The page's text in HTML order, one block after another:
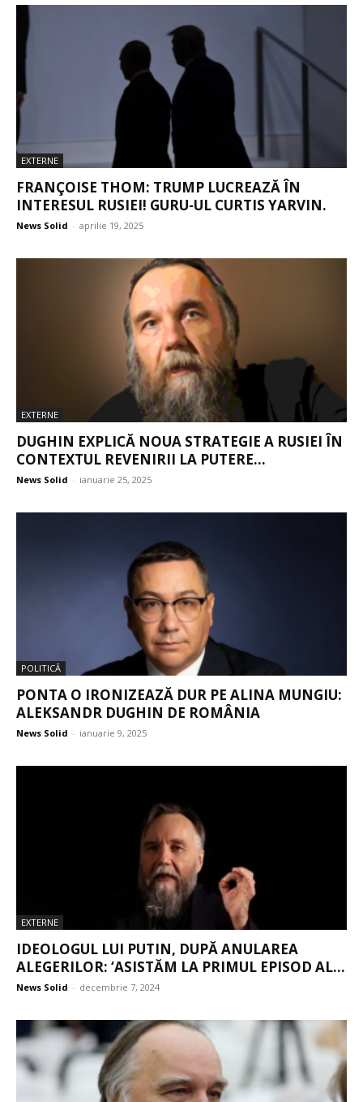
EXTERNE
FRANÇOISE THOM: TRUMP LUCREAZĂ ÎN
INTERESUL RUSIEI! GURU-UL CURTIS YARVIN.
News Solid - aprilie 19, 2025
EXTERNE
DUGHIN EXPLICĂ NOUA STRATEGIE A RUSIEI ÎN
CONTEXTUL REVENIRII LA PUTERE...
News Solid - ianuarie 25, 2025
POLITICĂ
PONTA O IRONIZEAZĂ DUR PE ALINA MUNGIU:
ALEKSANDR DUGHIN DE ROMÂNIA
News Solid - ianuarie 9, 2025
EXTERNE
IDEOLOGUL LUI PUTIN, DUPĂ ANULAREA
ALEGERILOR: ‘ASISTĂM LA PRIMUL EPISOD AL...
News Solid - decembrie 7, 2024